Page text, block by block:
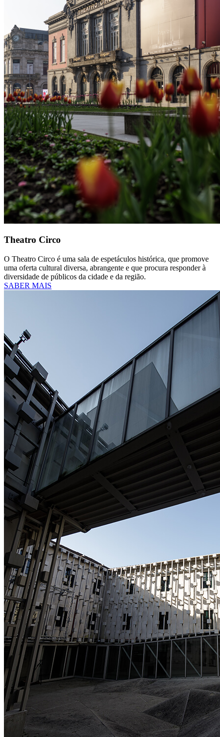
Theatro Circo
O Theatro Circo é uma sala de espetáculos histórica, que promove
uma oferta cultural diversa, abrangente e que procura responder à
diversidade de públicos da cidade e da região.
SABER MAIS